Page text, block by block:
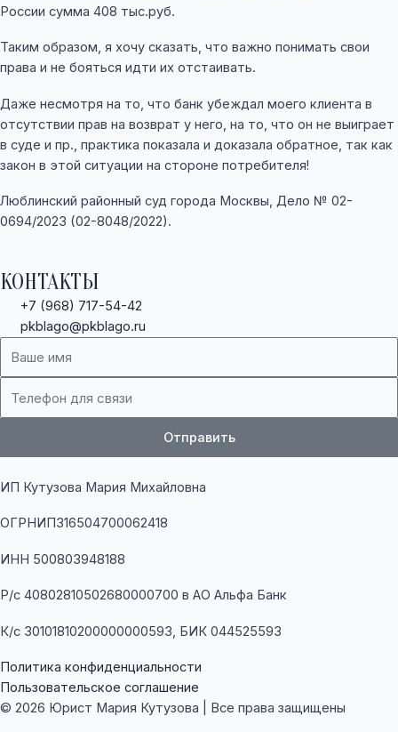
России сумма 408 тыс.руб.
Таким образом, я хочу сказать, что важно понимать свои
права и не бояться идти их отстаивать.
Даже несмотря на то, что банк убеждал моего клиента в
отсутствии прав на возврат у него, на то, что он не выиграет
в суде и пр., практика показала и доказала обратное, так как
закон в этой ситуации на стороне потребителя!
Люблинский районный суд города Москвы, Дело № 02-
0694/2023 (02-8048/2022).
КОНТАКТЫ
+7 (968) 717-54-42
pkblago@pkblago.ru
Отправить
ИП Кутузова Мария Михайловна
ОГРНИП316504700062418
ИНН 500803948188
Р/с 40802810502680000700 в АО Альфа Банк
К/с 30101810200000000593, БИК 044525593
Политика конфиденциальности
Пользовательское соглашение
© 2026 Юрист Мария Кутузова | Все права защищены